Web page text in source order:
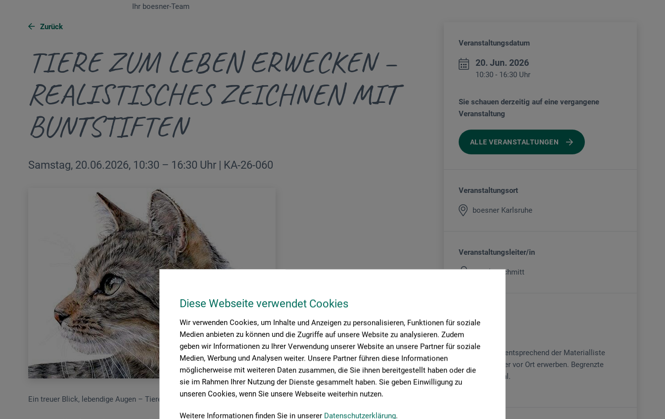
Diese Webseite verwendet Cookies
Wir verwenden Cookies, um Inhalte und Anzeigen zu personalisieren, Funktionen für soziale
Medien anbieten zu können und die Zugriffe auf unsere Website zu analysieren. Zudem
geben wir Informationen zu Ihrer Verwendung unserer Website an unsere Partner für soziale
Medien, Werbung und Analysen weiter. Unsere Partner führen diese Informationen
möglicherweise mit weiteren Daten zusammen, die Sie ihnen bereitgestellt haben oder die
sie im Rahmen Ihrer Nutzung der Dienste gesammelt haben. Sie geben Einwilligung zu
unseren Cookies, wenn Sie unsere Webseite weiterhin nutzen.
Weitere Informationen finden Sie in unserer Datenschutzerklärung.
Ihr boesner-Team
Zurück
TIERE ZUM LEBEN ERWECKEN –
REALISTISCHES ZEICHNEN MIT
BUNTSTIFTEN
Samstag, 20.06.2026, 10:30 – 16:30 Uhr | KA-26-060
Ein treuer Blick, lebendige Augen – Tiere faszinieren seit jeher.
Veranstaltungsdatum
20. Jun. 2026
10:30 - 16:30 Uhr
Sie schauen derzeitig auf eine vergangene
Veranstaltung
ALLE VERANSTALTUNGEN
Veranstaltungsort
boesner Karlsruhe
Veranstaltungsleiter/in
Annika Schmitt
89
Material bitte entsprechend der Materialliste
mitbringen oder vor Ort erwerben. Begrenzte
Teilnehmerzahl.